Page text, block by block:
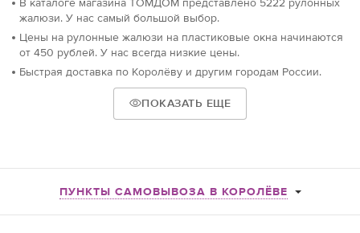
жалюзи. У нас самый большой выбор.
Цены на рулонные жалюзи на пластиковые окна начинаются
от 450 рублей. У нас всегда низкие цены.
Быстрая доставка по Королёву и другим городам России.
ПОКАЗАТЬ ЕЩЕ
ПУНКТЫ САМОВЫВОЗА В КОРОЛЁВЕ